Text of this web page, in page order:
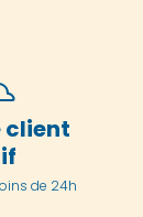
client
de 24h